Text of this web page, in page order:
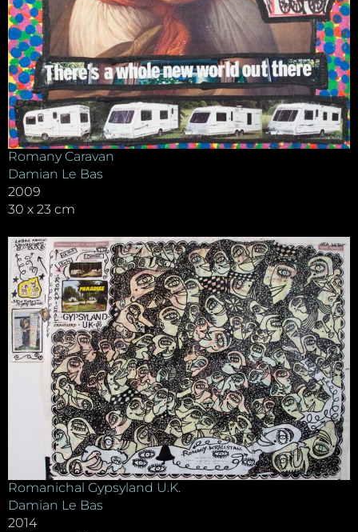
Romany Caravan
Damian Le Bas
2009
30 x 23 cm
Romanichal Gypsyland U.K.
Damian Le Bas
2014